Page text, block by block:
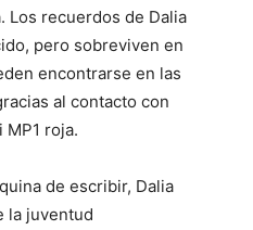
Los recuerdos de Dalia
pero sobreviven en
encontrarse en las
al contacto con
MP1 roja.
de escribir, Dalia
la juventud